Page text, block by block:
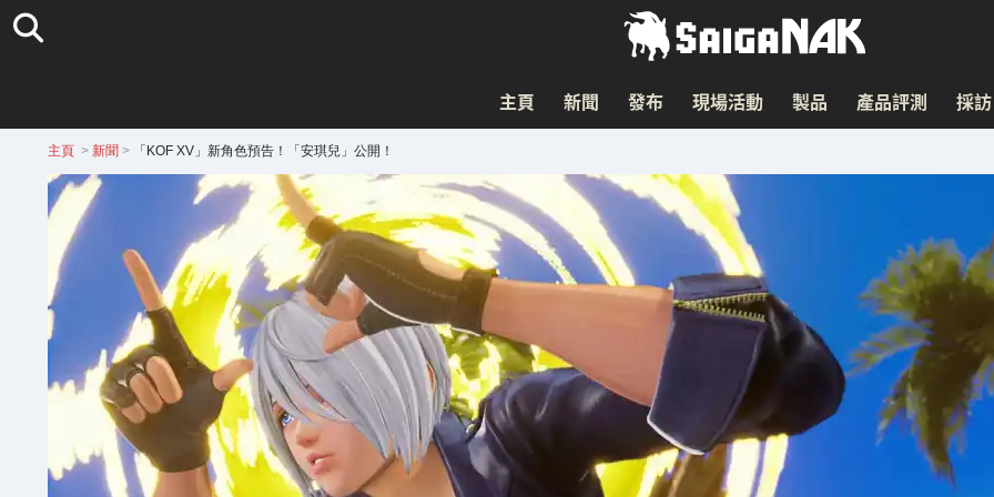
主頁 新聞 發布 現場活動 製品 產品評測 採訪
主頁 > 新聞 > 「KOF XV」新角色預告！「安琪兒」公開！